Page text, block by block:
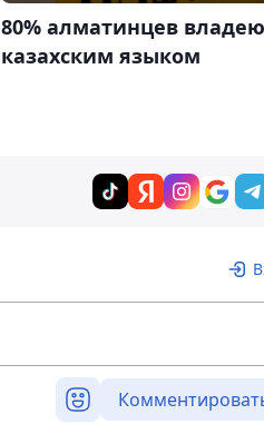
80% алматинцев
казахским языком